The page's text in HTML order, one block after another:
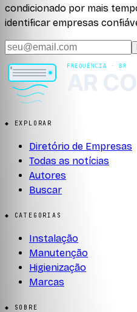
condicionado por mais
identificar empresas
◆ EXPLORAR
Diretório de Empresas
Todas as notícias
Autores
Buscar
◆ CATEGORIAS
Instalação
Manutenção
Higienização
Marcas
◆ SOBRE